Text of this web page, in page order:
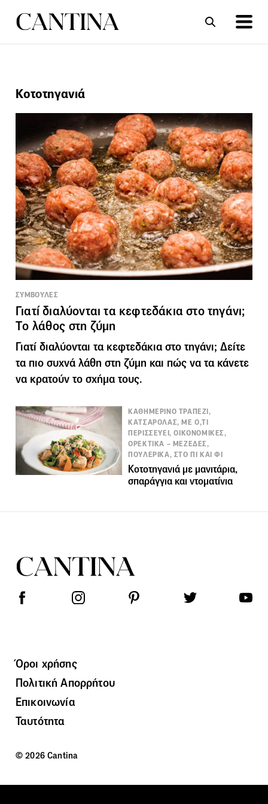
ΣΥΝΤΑΓΕΣ
Κοτοτηγανιά
ΣΥΜΒΟΥΛΕΣ
Γιατί διαλύονται τα κεφτεδάκια στο τηγάνι;
Tο λάθος στη ζύμη
Γιατί διαλύονται τα κεφτεδάκια στο τηγάνι; Δείτε
τα πιο συχνά λάθη στη ζύμη και πώς να τα κάνετε
να κρατούν το σχήμα τους.
ΚΑΘΗΜΕΡΙΝΟ ΤΡΑΠΕΖΙ,
ΚΑΤΣΑΡΟΛΑΣ, ΜΕ Ο,ΤΙ
ΠΕΡΙΣΣΕΥΕΙ, ΟΙΚΟΝΟΜΙΚΕΣ,
ΟΡΕΚΤΙΚΑ – ΜΕΖΕΔΕΣ,
ΠΟΥΛΕΡΙΚΑ, ΣΤΟ ΠΙ ΚΑΙ ΦΙ
Κοτοτηγανιά με μανιτάρια,
σπαράγγια και ντοματίνια
Όροι χρήσης
Πολιτική Απορρήτου
Επικοινωνία
Ταυτότητα
© 2026 Cantina